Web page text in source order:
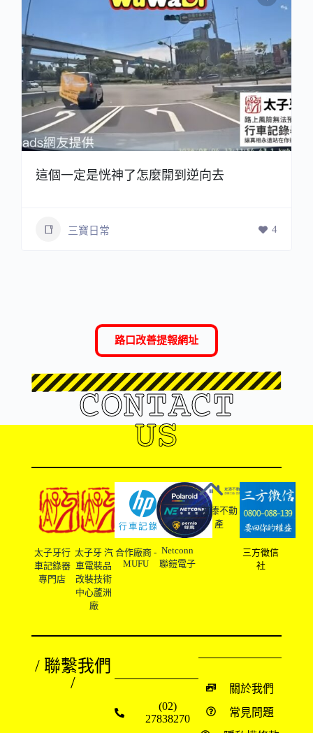
這個一定是恍神了怎麼開到逆向去
三寶日常 4
路口改善提報網址
CONTACT
US
太子牙行
車記錄器
專門店
太子牙 汽
車電裝品
改裝技術
中心蘆洲
廠
合作廠商 -
MUFU
Netconn
聯鎧電子
友溙不動
產
三方徵信
社
/ 聯繫我們
/
(02)
27838270
關於我們
常見問題